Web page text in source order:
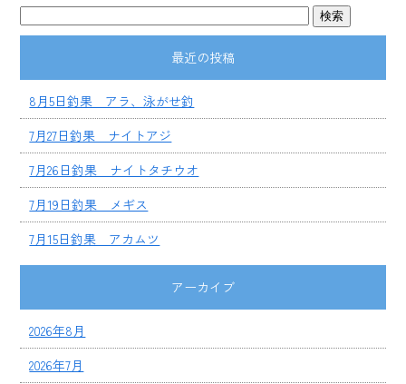
最近の投稿
8月5日釣果 アラ、泳がせ釣
7月27日釣果 ナイトアジ
7月26日釣果 ナイトタチウオ
7月19日釣果 メギス
7月15日釣果 アカムツ
アーカイブ
2026年8月
2026年7月